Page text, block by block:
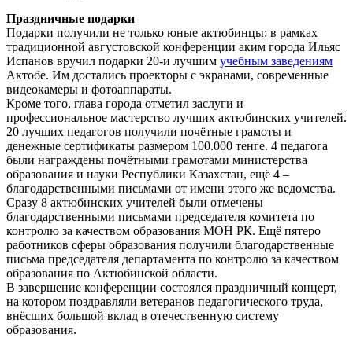
Праздничные подарки
Подарки получили не только юные актюбинцы: в рамках
традиционной августовской конференции аким города Ильяс
Испанов вручил подарки 20-и лучшим учебным заведениям
Актобе. Им достались проекторы с экранами, современные
видеокамеры и фотоаппараты.
Кроме того, глава города отметил заслуги и
профессиональное мастерство лучших актюбинских учителей.
20 лучших педагогов получили почётные грамоты и
денежные сертификаты размером 100.000 тенге. 4 педагога
были награждены почётными грамотами министерства
образования и науки Республики Казахстан, ещё 4 –
благодарственными письмами от имени этого же ведомства.
Сразу 8 актюбинских учителей были отмечены
благодарственными письмами председателя комитета по
контролю за качеством образования МОН РК. Ещё пятеро
работников сферы образования получили благодарственные
письма председателя департамента по контролю за качеством
образования по Актюбинской области.
В завершение конференции состоялся праздничный концерт,
на котором поздравляли ветеранов педагогического труда,
внёсших большой вклад в отечественную систему
образования.